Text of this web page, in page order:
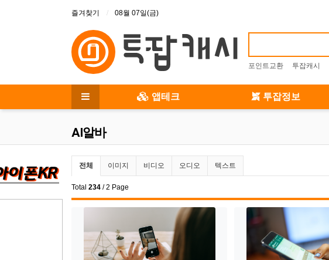
즐겨찾기 08월 07일(금)
포인트교환 투잡캐시
앱테크 투잡정보
AI알바
AI알바 분류 목록
전체 이미지 비디오 오디오 텍스트
Total 234 / 2 Page